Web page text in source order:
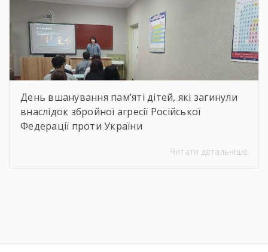
День вшанування пам’яті дітей, які загинули
внаслідок збройної агресії Російської
Федерації проти України
Читати детальніше